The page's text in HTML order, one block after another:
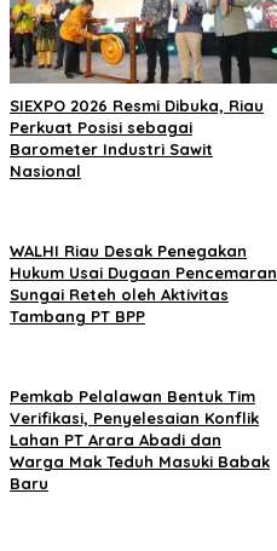
SIEXPO 2026 Resmi Dibuka, Riau
Perkuat Posisi sebagai
Barometer Industri Sawit
Nasional
WALHI Riau Desak Penegakan
Hukum Usai Dugaan Pencemaran
Sungai Reteh oleh Aktivitas
Tambang PT BPP
Pemkab Pelalawan Bentuk Tim
Verifikasi, Penyelesaian Konflik
Lahan PT Arara Abadi dan
Warga Mak Teduh Masuki Babak
Baru